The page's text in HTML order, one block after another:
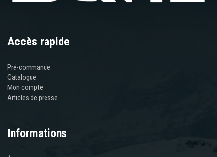
Accès rapide
Pré-commande
Catalogue
Mon compte
Articles de presse
Informations